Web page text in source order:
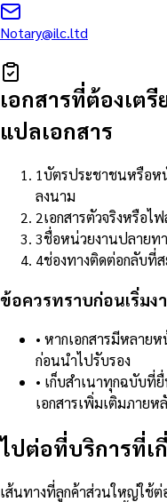
Notary@ilc.ltd
เอกสารที่ต้องเตรี
แปลเอกสาร
1บัตรประชาชนหรือห
ลงนาม
2เอกสารตัวจริงหรือ
3ชื่อหน่วยงานปลายท
4ช่องทางติดต่อกลับที่
ข้อควรทราบก่อนเริ่มง
• หากเอกสารมีหลาย
ก่อนนำไปรับรอง
• เก็บสำเนาทุกฉบับที่
เอกสารเพิ่มเติมภายห
ไปต่อที่บริการที่เ
เส้นทางที่ลูกค้าส่วนใหญ่ใช้